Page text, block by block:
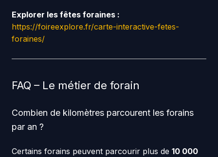
Explorer les fêtes foraines :
https://foireexplore.fr/carte-interactive-fetes-
foraines/
FAQ – Le métier de forain
Combien de kilomètres parcourent les forains
par an ?
Certains forains peuvent parcourir plus de 10 000